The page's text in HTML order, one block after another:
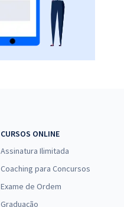
CURSOS ONLINE
Assinatura Ilimitada
Coaching para Concursos
Exame de Ordem
Graduação